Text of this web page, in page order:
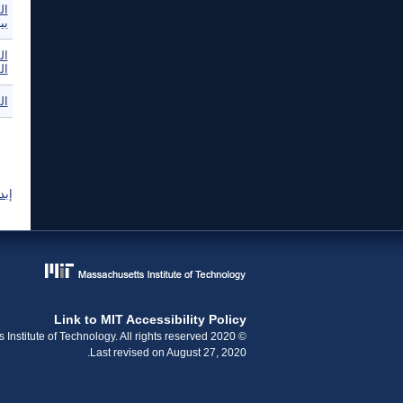
Link to MIT Accessibility Policy
© 2020 Massachusetts Institute of Technology. All rights reserved.
Last revised on August 27, 2020.